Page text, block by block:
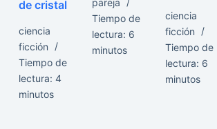
de cristal
ciencia
ficción
Tiempo de
lectura: 4
minutos
pareja
Tiempo de
lectura: 6
minutos
ciencia
ficción
Tiempo de
lectura: 6
minutos